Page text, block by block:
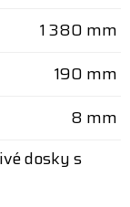
1 380 mm
190 mm
8 mm
dosky s